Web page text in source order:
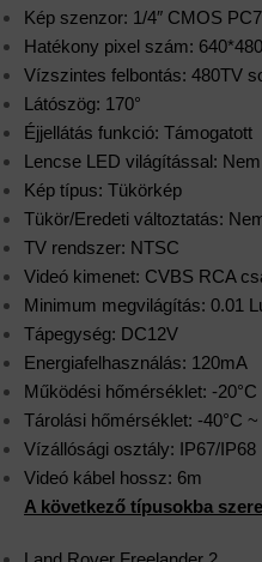
Kép szenzor: 1/4″ CMOS
Hatékony pixel szám:
Vízszintes felbontás: 480TV
Látószög: 170°
Éjjellátás funkció: Támogatott
Lencse LED világítással: Nem
Kép típus: Tükörkép
Tükör/Eredeti változtatás:
TV rendszer: NTSC
Videó kimenet: CVBS RCA
Minimum megvilágítás: 0.01
Tápegység: DC12V
Energiafelhasználás: 120mA
Működési hőmérséklet: -
Tárolási hőmérséklet: -40°C
Vízállósági osztály: IP67/IP68
Videó kábel hossz: 6m
A következő típusokba